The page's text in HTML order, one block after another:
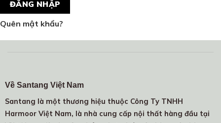
ĐĂNG NHẬP
Quên mật khẩu?
Về Santang Việt Nam
Santang là một thương hiệu thuộc Công Ty TNHH
Harmoor Việt Nam, là nhà cung cấp nội thất hàng đầu tại